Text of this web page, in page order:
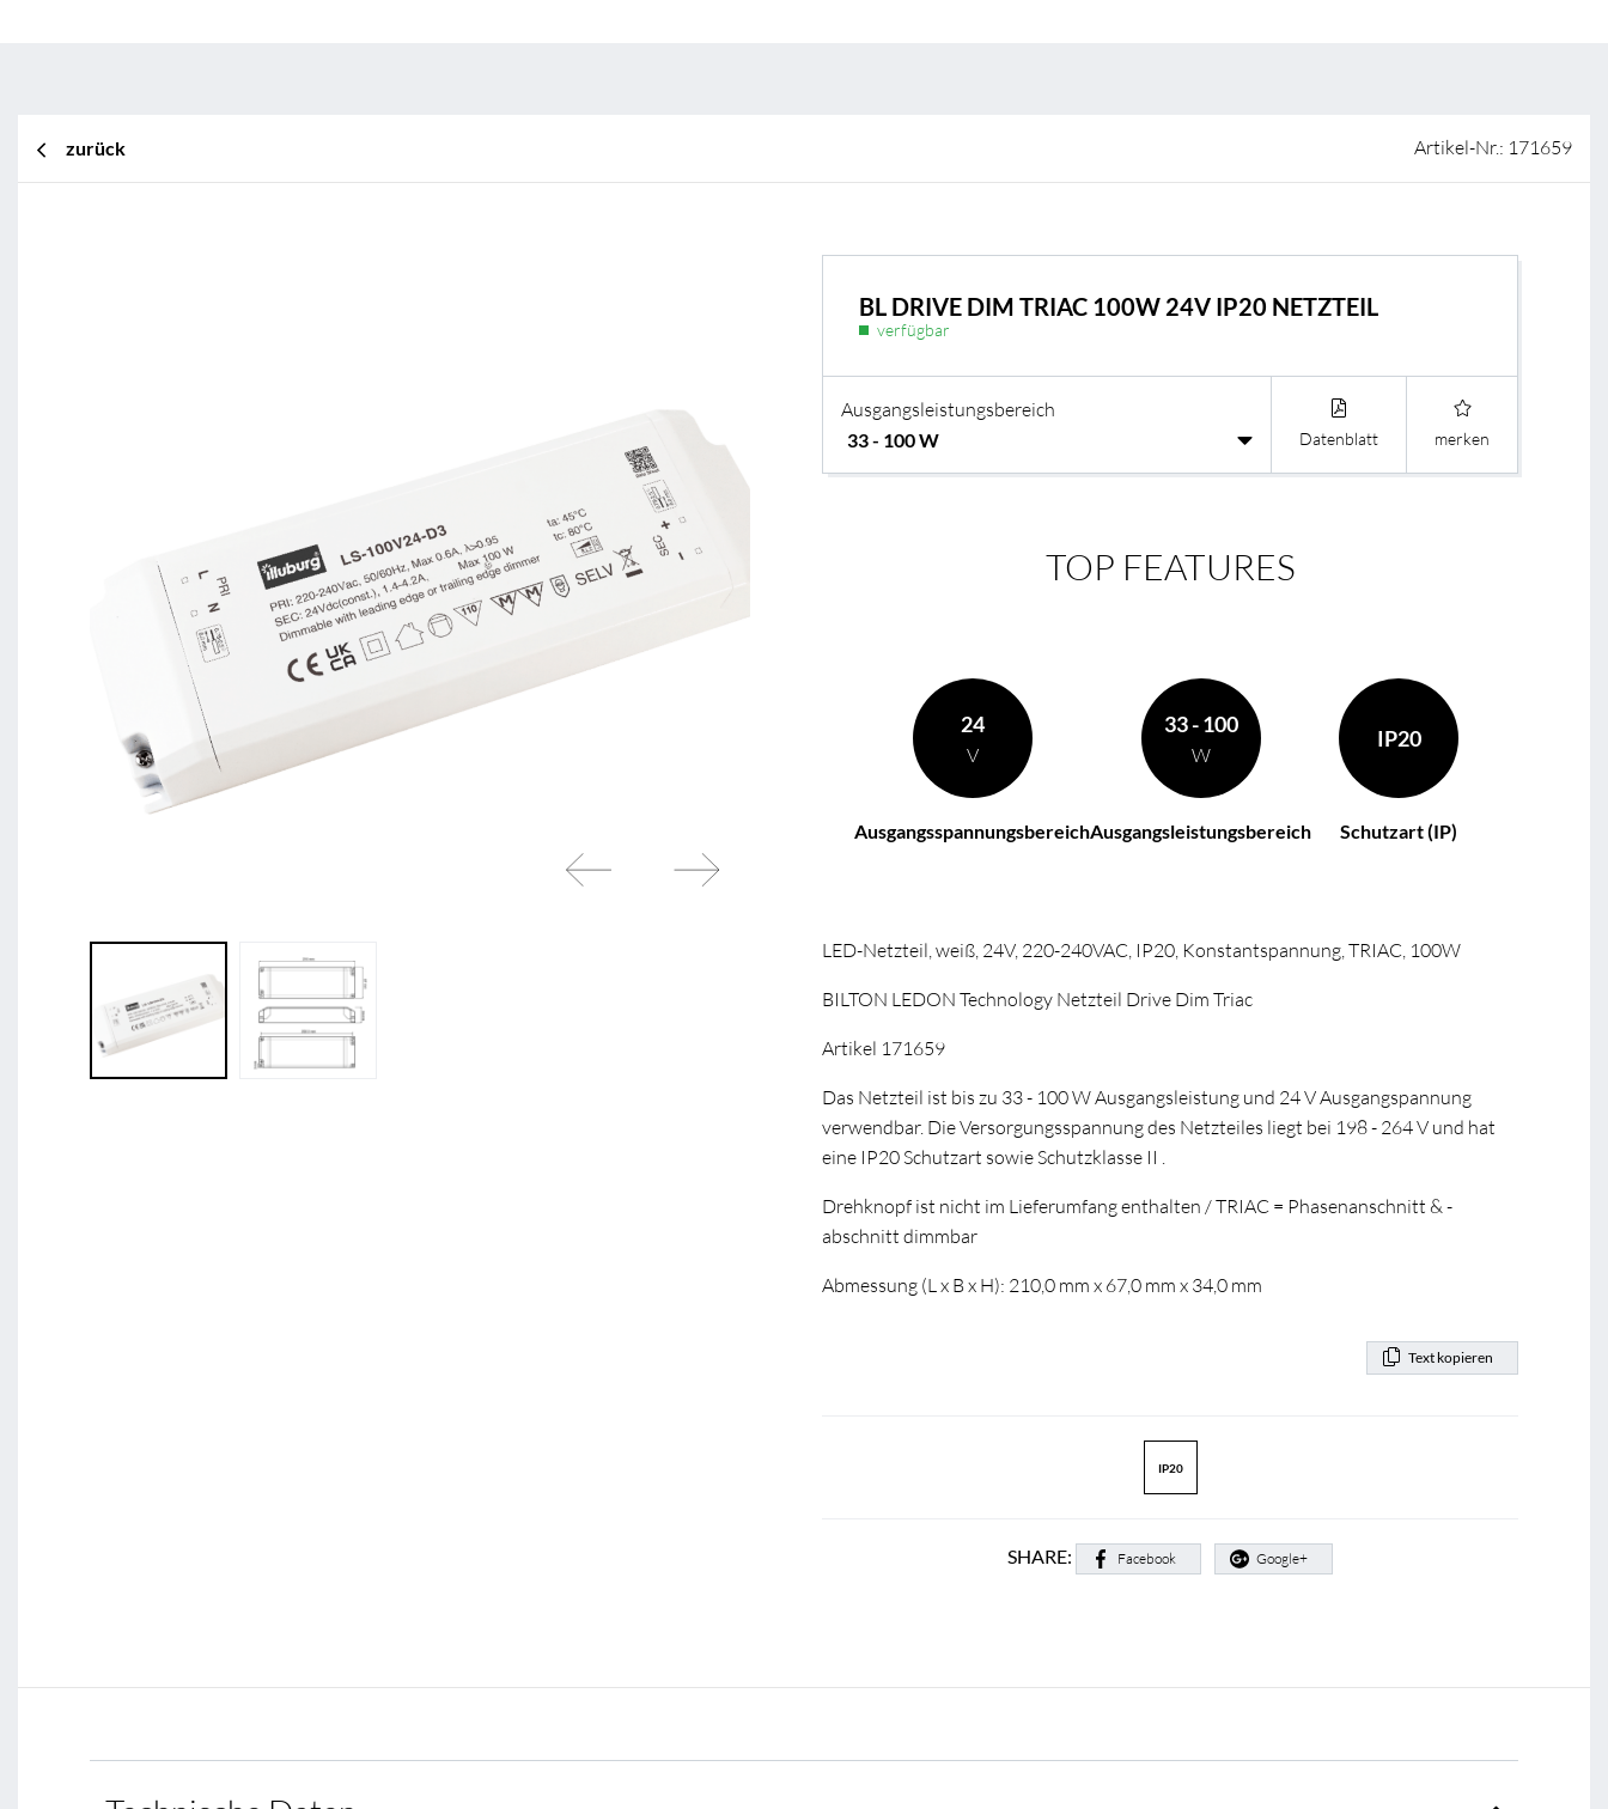
BL Shine XConfig - Sie stellen Ihr Produkt nach Ihren Wünschen
zusammen
BL Shine Netzteile
BL Netzteile Dimmbar
zurück Artikel-Nr.: 171659
BL DRIVE DIM TRIAC 100W 24V IP20 NETZTEIL
verfügbar
Ausgangsleistungsbereich
Datenblatt merken
TOP FEATURES
24
V
Ausgangsspannungsbereich
33 - 100
W
Ausgangsleistungsbereich
IP20
Schutzart (IP)
LED-Netzteil, weiß, 24V, 220-240VAC, IP20, Konstantspannung, TRIAC, 100W
BILTON LEDON Technology Netzteil Drive Dim Triac
Artikel 171659
Das Netzteil ist bis zu 33 - 100 W Ausgangsleistung und 24 V Ausgangspannung
verwendbar. Die Versorgungsspannung des Netzteiles liegt bei 198 - 264 V und hat
eine IP20 Schutzart sowie Schutzklasse II .
Drehknopf ist nicht im Lieferumfang enthalten / TRIAC = Phasenanschnitt & -
abschnitt dimmbar
Abmessung (L x B x H): 210,0 mm x 67,0 mm x 34,0 mm
Text kopieren
IP20
SHARE: Facebook Google+